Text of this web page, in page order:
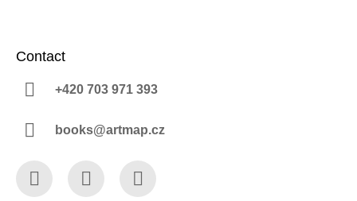
Contact
+420 703 971 393
books@artmap.cz